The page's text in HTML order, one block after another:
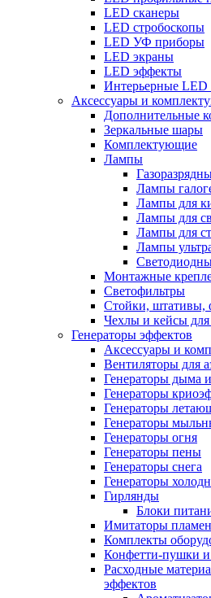
LED сканеры
LED стробоскопы
LED УФ приборы
LED экраны
LED эффекты
Интерьерные LED
Аксессуары и
Дополнительные
Зеркальные шары
Комплектующие
Лампы
Лампы
Лампы для
Лампы для
Лампы для
Лампы
Монтажные
Светофильтры
Стойки, штативы,
Чехлы и кейсы для
Генераторы эффектов
Аксессуары и
Вентиляторы для
Генераторы дыма
Генераторы
Генераторы
Генераторы
Генераторы огня
Генераторы пены
Генераторы снега
Генераторы
Гирлянды
Блоки
Имитаторы
Комплекты
Конфетти-пушки
Расходные
эффектов